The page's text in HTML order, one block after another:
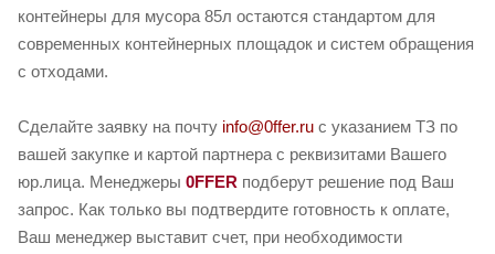
контейнеры для мусора 85л остаются стандартом для
современных контейнерных площадок и систем обращения
с отходами.
Сделайте заявку на почту info@0ffer.ru с указанием ТЗ по
вашей закупке и картой партнера с реквизитами Вашего
юр.лица. Менеджеры 0FFER подберут решение под Ваш
запрос. Как только вы подтвердите готовность к оплате,
Ваш менеджер выставит счет, при необходимости